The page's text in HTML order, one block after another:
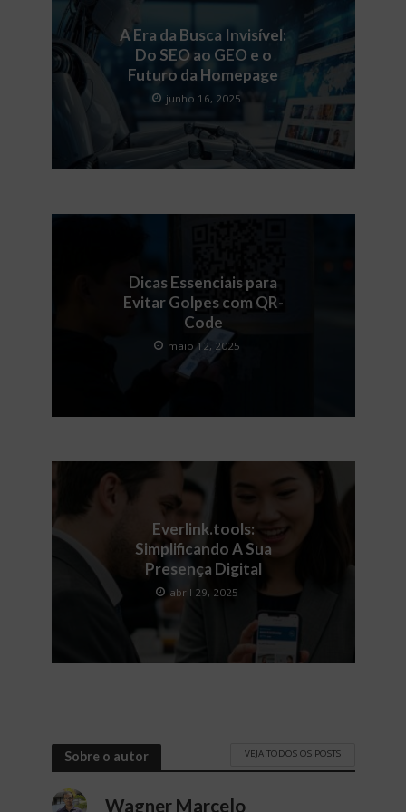
A Era da Busca Invisível:
Do SEO ao GEO e o
Futuro da Homepage
junho 16, 2025
Dicas Essenciais para
Evitar Golpes com QR-
Code
maio 12, 2025
Everlink.tools:
Simplificando A Sua
Presença Digital
abril 29, 2025
Sobre o autor VEJA TODOS OS POSTS
Wagner Marcelo